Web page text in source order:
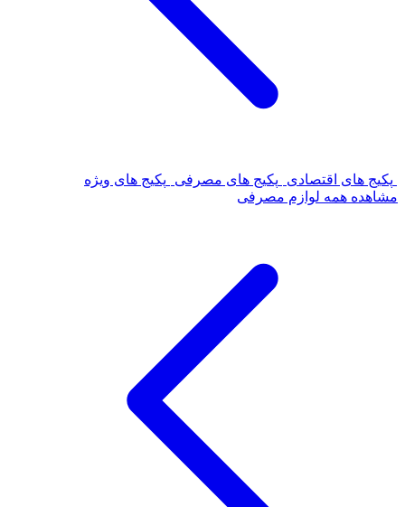
پکیج های اقتصادی پکیج های مصرفی
پکیج های ویژه
مشاهده همه لوازم مصرفی